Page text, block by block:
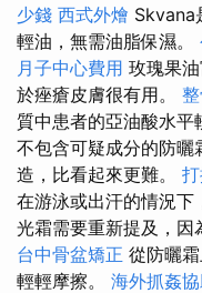
少錢 西式外燴 Skvana
輕油，無需油脂保濕。
月子中心費用 玫瑰果
於痤瘡皮膚很有用。
質中患者的亞油酸水
不包含可疑成分的防曬
造，比看起來更難。
在游泳或出汗的情況下
光霜需要重新提及，因
台中骨盆矯正 從防曬
輕輕摩擦。 海外抓姦